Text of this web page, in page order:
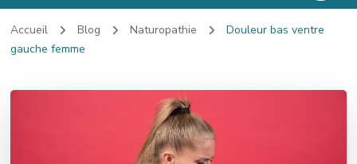
Accueil Blog Naturopathie
Douleur bas ventre
gauche femme